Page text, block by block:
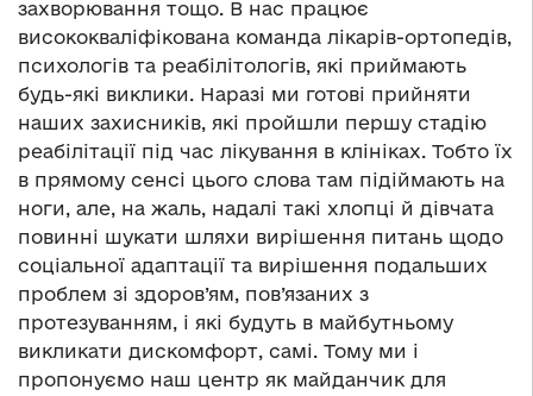
захворювання тощо. В нас працює
висококваліфікована команда лікарів-ортопедів,
психологів та реабілітологів, які приймають
будь-які виклики. Наразі ми готові прийняти
наших захисників, які пройшли першу стадію
реабілітації під час лікування в клініках. Тобто їх
в прямому сенсі цього слова там підіймають на
ноги, але, на жаль, надалі такі хлопці й дівчата
повинні шукати шляхи вирішення питань щодо
соціальної адаптації та вирішення подальших
проблем зі здоров’ям, пов’язаних з
протезуванням, і які будуть в майбутньому
викликати дискомфорт, самі. Тому ми і
пропонуємо наш центр як майданчик для